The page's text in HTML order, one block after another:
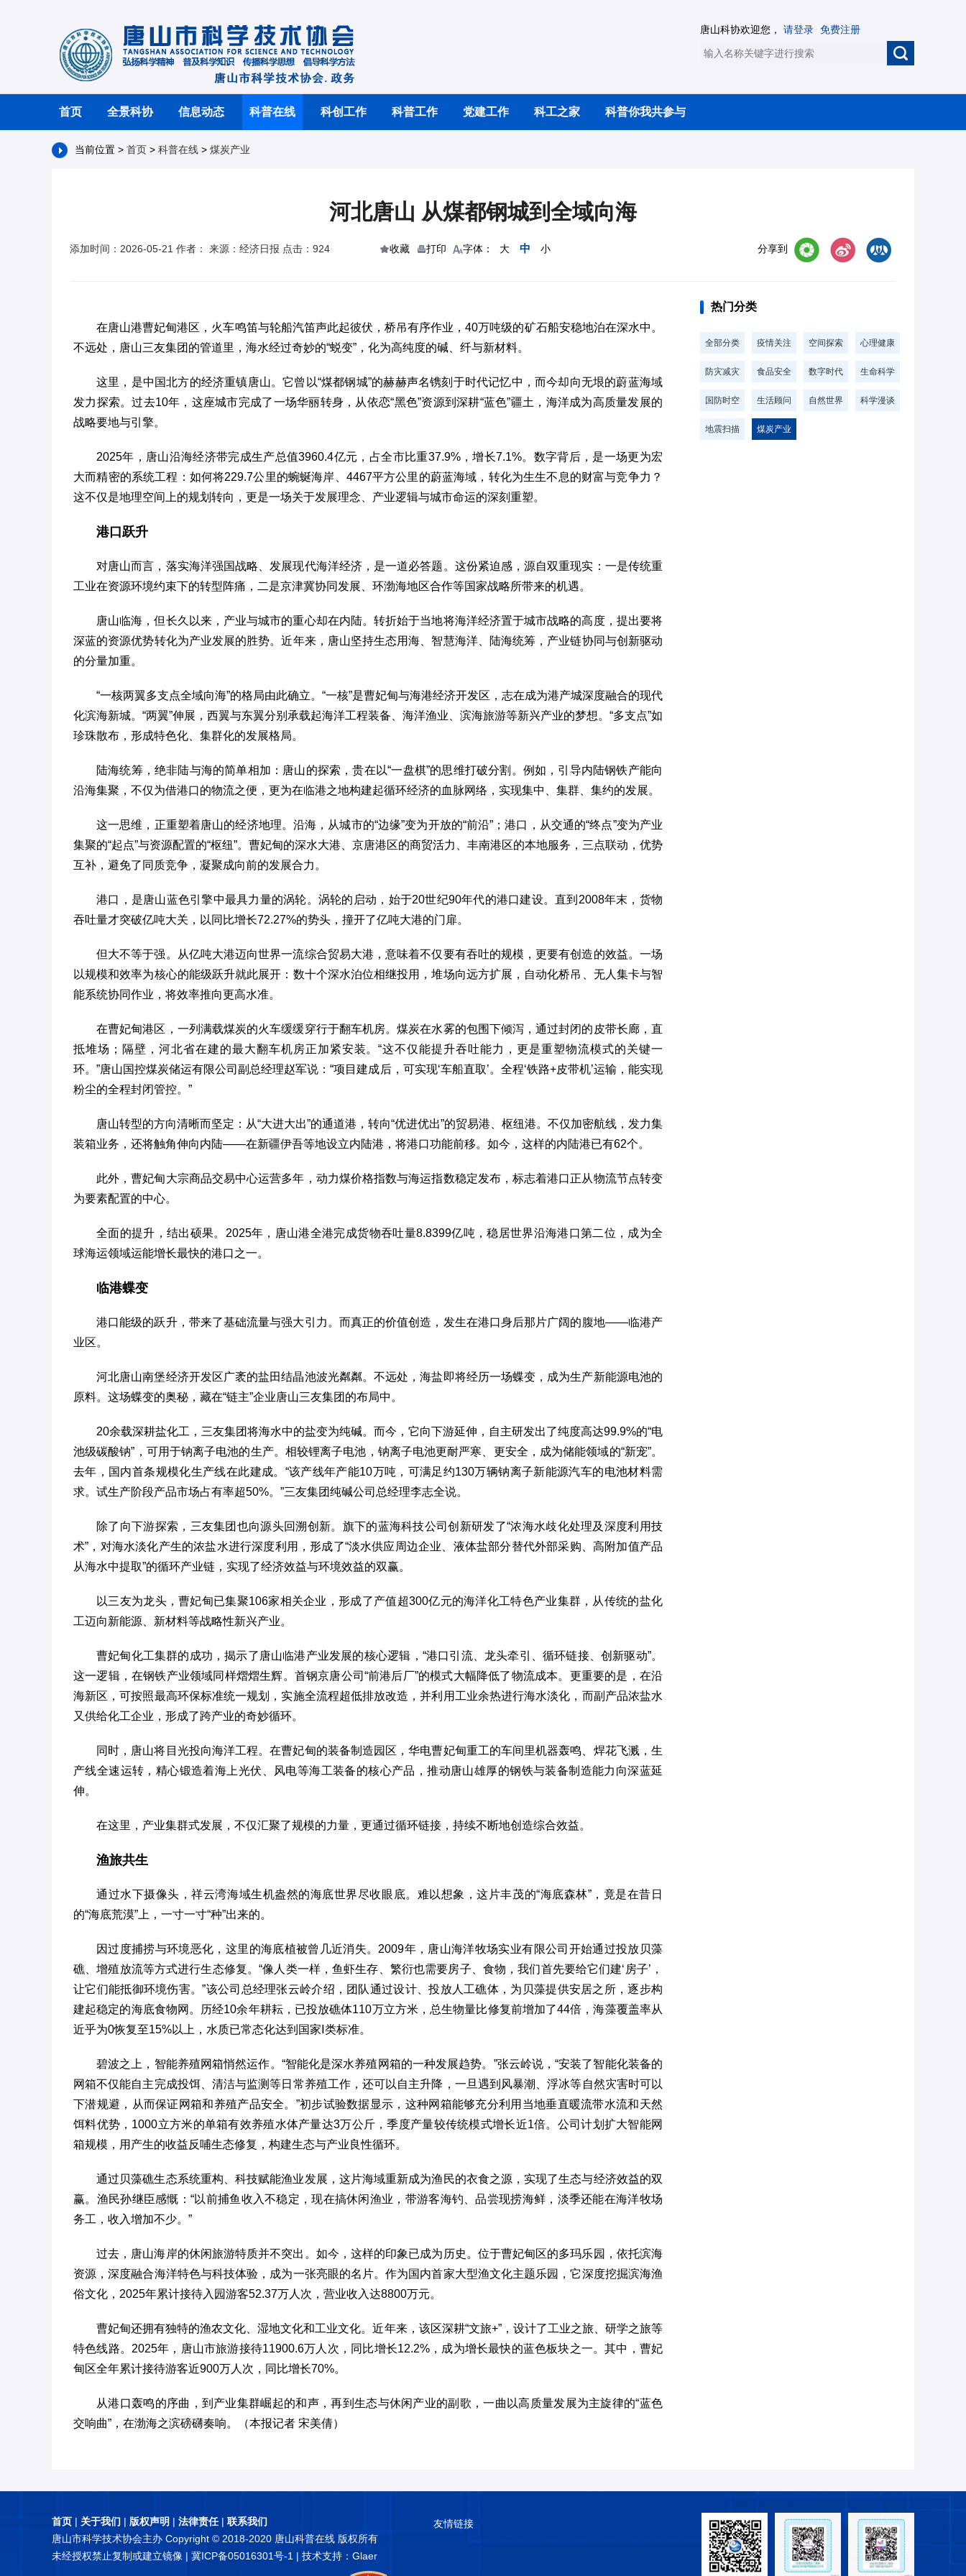
唐山科协欢迎您， 请登录 免费注册
首页 全景科协 信息动态 科普在线 科创工作 科普工作 党建工作 科工之家 科普你我共参与
当前位置 > 首页 > 科普在线 > 煤炭产业
河北唐山 从煤都钢城到全域向海
添加时间：2026-05-21 作者： 来源：经济日报 点击：924 收藏 打印 字体： 大 中 小 分享到
在唐山港曹妃甸港区，火车鸣笛与轮船汽笛声此起彼伏，桥吊有序作业，40万吨级的矿石船安稳地泊在深水中。
不远处，唐山三友集团的管道里，海水经过奇妙的“蜕变”，化为高纯度的碱、纤与新材料。
这里，是中国北方的经济重镇唐山。它曾以“煤都钢城”的赫赫声名镌刻于时代记忆中，而今却向无垠的蔚蓝海域
发力探索。过去10年，这座城市完成了一场华丽转身，从依恋“黑色”资源到深耕“蓝色”疆土，海洋成为高质量发展的
战略要地与引擎。
2025年，唐山沿海经济带完成生产总值3960.4亿元，占全市比重37.9%，增长7.1%。数字背后，是一场更为宏
大而精密的系统工程：如何将229.7公里的蜿蜒海岸、4467平方公里的蔚蓝海域，转化为生生不息的财富与竞争力？
这不仅是地理空间上的规划转向，更是一场关于发展理念、产业逻辑与城市命运的深刻重塑。
港口跃升
对唐山而言，落实海洋强国战略、发展现代海洋经济，是一道必答题。这份紧迫感，源自双重现实：一是传统重
工业在资源环境约束下的转型阵痛，二是京津冀协同发展、环渤海地区合作等国家战略所带来的机遇。
唐山临海，但长久以来，产业与城市的重心却在内陆。转折始于当地将海洋经济置于城市战略的高度，提出要将
深蓝的资源优势转化为产业发展的胜势。近年来，唐山坚持生态用海、智慧海洋、陆海统筹，产业链协同与创新驱动
的分量加重。
“一核两翼多支点全域向海”的格局由此确立。“一核”是曹妃甸与海港经济开发区，志在成为港产城深度融合的现代
化滨海新城。“两翼”伸展，西翼与东翼分别承载起海洋工程装备、海洋渔业、滨海旅游等新兴产业的梦想。“多支点”如
珍珠散布，形成特色化、集群化的发展格局。
陆海统筹，绝非陆与海的简单相加：唐山的探索，贵在以“一盘棋”的思维打破分割。例如，引导内陆钢铁产能向
沿海集聚，不仅为借港口的物流之便，更为在临港之地构建起循环经济的血脉网络，实现集中、集群、集约的发展。
这一思维，正重塑着唐山的经济地理。沿海，从城市的“边缘”变为开放的“前沿”；港口，从交通的“终点”变为产业
集聚的“起点”与资源配置的“枢纽”。曹妃甸的深水大港、京唐港区的商贸活力、丰南港区的本地服务，三点联动，优势
互补，避免了同质竞争，凝聚成向前的发展合力。
港口，是唐山蓝色引擎中最具力量的涡轮。涡轮的启动，始于20世纪90年代的港口建设。直到2008年末，货物
吞吐量才突破亿吨大关，以同比增长72.27%的势头，撞开了亿吨大港的门扉。
但大不等于强。从亿吨大港迈向世界一流综合贸易大港，意味着不仅要有吞吐的规模，更要有创造的效益。一场
以规模和效率为核心的能级跃升就此展开：数十个深水泊位相继投用，堆场向远方扩展，自动化桥吊、无人集卡与智
能系统协同作业，将效率推向更高水准。
在曹妃甸港区，一列满载煤炭的火车缓缓穿行于翻车机房。煤炭在水雾的包围下倾泻，通过封闭的皮带长廊，直
抵堆场；隔壁，河北省在建的最大翻车机房正加紧安装。“这不仅能提升吞吐能力，更是重塑物流模式的关键一
环。”唐山国控煤炭储运有限公司副总经理赵军说：“项目建成后，可实现‘车船直取’。全程‘铁路+皮带机’运输，能实现
粉尘的全程封闭管控。”
唐山转型的方向清晰而坚定：从“大进大出”的通道港，转向“优进优出”的贸易港、枢纽港。不仅加密航线，发力集
装箱业务，还将触角伸向内陆——在新疆伊吾等地设立内陆港，将港口功能前移。如今，这样的内陆港已有62个。
此外，曹妃甸大宗商品交易中心运营多年，动力煤价格指数与海运指数稳定发布，标志着港口正从物流节点转变
为要素配置的中心。
全面的提升，结出硕果。2025年，唐山港全港完成货物吞吐量8.8399亿吨，稳居世界沿海港口第二位，成为全
球海运领域运能增长最快的港口之一。
临港蝶变
港口能级的跃升，带来了基础流量与强大引力。而真正的价值创造，发生在港口身后那片广阔的腹地——临港产
业区。
河北唐山南堡经济开发区广袤的盐田结晶池波光粼粼。不远处，海盐即将经历一场蝶变，成为生产新能源电池的
原料。这场蝶变的奥秘，藏在“链主”企业唐山三友集团的布局中。
20余载深耕盐化工，三友集团将海水中的盐变为纯碱。而今，它向下游延伸，自主研发出了纯度高达99.9%的“电
池级碳酸钠”，可用于钠离子电池的生产。相较锂离子电池，钠离子电池更耐严寒、更安全，成为储能领域的“新宠”。
去年，国内首条规模化生产线在此建成。“该产线年产能10万吨，可满足约130万辆钠离子新能源汽车的电池材料需
求。试生产阶段产品市场占有率超50%。”三友集团纯碱公司总经理李志全说。
除了向下游探索，三友集团也向源头回溯创新。旗下的蓝海科技公司创新研发了“浓海水歧化处理及深度利用技
术”，对海水淡化产生的浓盐水进行深度利用，形成了“淡水供应周边企业、液体盐部分替代外部采购、高附加值产品
从海水中提取”的循环产业链，实现了经济效益与环境效益的双赢。
以三友为龙头，曹妃甸已集聚106家相关企业，形成了产值超300亿元的海洋化工特色产业集群，从传统的盐化
工迈向新能源、新材料等战略性新兴产业。
曹妃甸化工集群的成功，揭示了唐山临港产业发展的核心逻辑，“港口引流、龙头牵引、循环链接、创新驱动”。
这一逻辑，在钢铁产业领域同样熠熠生辉。首钢京唐公司“前港后厂”的模式大幅降低了物流成本。更重要的是，在沿
海新区，可按照最高环保标准统一规划，实施全流程超低排放改造，并利用工业余热进行海水淡化，而副产品浓盐水
又供给化工企业，形成了跨产业的奇妙循环。
同时，唐山将目光投向海洋工程。在曹妃甸的装备制造园区，华电曹妃甸重工的车间里机器轰鸣、焊花飞溅，生
产线全速运转，精心锻造着海上光伏、风电等海工装备的核心产品，推动唐山雄厚的钢铁与装备制造能力向深蓝延
伸。
在这里，产业集群式发展，不仅汇聚了规模的力量，更通过循环链接，持续不断地创造综合效益。
渔旅共生
通过水下摄像头，祥云湾海域生机盎然的海底世界尽收眼底。难以想象，这片丰茂的“海底森林”，竟是在昔日
的“海底荒漠”上，一寸一寸“种”出来的。
因过度捕捞与环境恶化，这里的海底植被曾几近消失。2009年，唐山海洋牧场实业有限公司开始通过投放贝藻
礁、增殖放流等方式进行生态修复。“像人类一样，鱼虾生存、繁衍也需要房子、食物，我们首先要给它们建‘房子’，
让它们能抵御环境伤害。”该公司总经理张云岭介绍，团队通过设计、投放人工礁体，为贝藻提供安居之所，逐步构
建起稳定的海底食物网。历经10余年耕耘，已投放礁体110万立方米，总生物量比修复前增加了44倍，海藻覆盖率从
近乎为0恢复至15%以上，水质已常态化达到国家Ⅰ类标准。
碧波之上，智能养殖网箱悄然运作。“智能化是深水养殖网箱的一种发展趋势。”张云岭说，“安装了智能化装备的
网箱不仅能自主完成投饵、清洁与监测等日常养殖工作，还可以自主升降，一旦遇到风暴潮、浮冰等自然灾害时可以
下潜规避，从而保证网箱和养殖产品安全。”初步试验数据显示，这种网箱能够充分利用当地垂直暖流带水流和天然
饵料优势，1000立方米的单箱有效养殖水体产量达3万公斤，季度产量较传统模式增长近1倍。公司计划扩大智能网
箱规模，用产生的收益反哺生态修复，构建生态与产业良性循环。
通过贝藻礁生态系统重构、科技赋能渔业发展，这片海域重新成为渔民的衣食之源，实现了生态与经济效益的双
赢。渔民孙继臣感慨：“以前捕鱼收入不稳定，现在搞休闲渔业，带游客海钓、品尝现捞海鲜，淡季还能在海洋牧场
务工，收入增加不少。”
过去，唐山海岸的休闲旅游特质并不突出。如今，这样的印象已成为历史。位于曹妃甸区的多玛乐园，依托滨海
资源，深度融合海洋特色与科技体验，成为一张亮眼的名片。作为国内首家大型渔文化主题乐园，它深度挖掘滨海渔
俗文化，2025年累计接待入园游客52.37万人次，营业收入达8800万元。
曹妃甸还拥有独特的渔农文化、湿地文化和工业文化。近年来，该区深耕“文旅+”，设计了工业之旅、研学之旅等
特色线路。2025年，唐山市旅游接待11900.6万人次，同比增长12.2%，成为增长最快的蓝色板块之一。其中，曹妃
甸区全年累计接待游客近900万人次，同比增长70%。
从港口轰鸣的序曲，到产业集群崛起的和声，再到生态与休闲产业的副歌，一曲以高质量发展为主旋律的“蓝色
交响曲”，在渤海之滨磅礴奏响。（本报记者 宋美倩）
热门分类
全部分类 疫情关注 空间探索 心理健康
防灾减灾 食品安全 数字时代 生命科学
国防时空 生活顾问 自然世界 科学漫谈
地震扫描 煤炭产业
首页 | 关于我们 | 版权声明 | 法律责任| 联系我们
唐山市科学技术协会主办 Copyright © 2018-2020 唐山科普在线 版权所有
未经授权禁止复制或建立镜像 | 冀ICP备05016301号-1 | 技术支持：Glaer
友情链接